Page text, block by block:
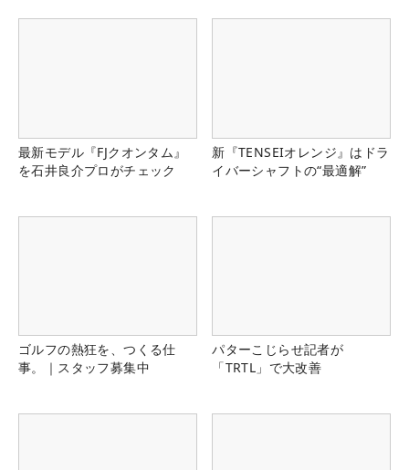
最新モデル『FJクオンタム』
を石井良介プロがチェック
新『TENSEIオレンジ』はドラ
イバーシャフトの“最適解”
ゴルフの熱狂を、つくる仕
事。｜スタッフ募集中
パターこじらせ記者が
「TRTL」で大改善